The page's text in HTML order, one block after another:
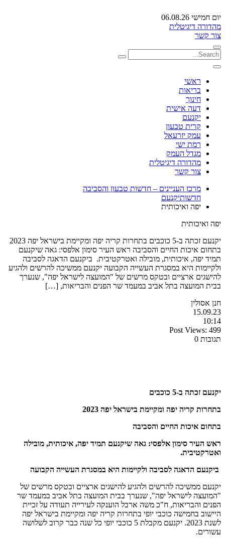
יום חמישי 06.08.26
מהדורה דיגיטלית
צור קשר
ראשי
בריאות
חינוך
דעה אישית
יקנעם
קרית טבעון
עמק יזרעאל
רמת ישי
מגדל העמק
מהדורה דיגיטלית
צור קשר
מרכז העניינים – חדשות טבעון והסביבה
חדשותיקנעם
יפה ואיכותית
יפה ואיכותית
יקנעם זכתה ב-5 כוכבים בתחרות קריה יפה ומקיימת בישראל יפה 2023
בתחום איכות החיים והסביבה ראש העיר סימון אלפסי: גאה שיקנעם
תמיד יפה, איכותית, מובילה ואטרקטיבית. ביקנעם הדאגה לסביבה
ולקיימות היא במסגרת העשייה הקבועה יקנעם ממשיכה להרשים ולהגיע
להישגים ארציים ובטקס מרשים של "המועצה לישראל יפה", שנערך
בבית המועצה בתל אביב במעמד שר הפנים והבריאות, […]
חנן אסולין
15.09.23
10:14
Post Views: 499
תגובות 0
יקנעם זכתה ב-5 כוכבים
בתחרות קריה יפה ומקיימת בישראל יפה 2023
בתחום איכות החיים והסביבה
ראש העיר סימון אלפסי: גאה שיקנעם תמיד יפה, איכותית, מובילה
ואטרקטיבית.
ביקנעם הדאגה לסביבה ולקיימות היא במסגרת העשייה הקבועה
יקנעם ממשיכה להרשים ולהגיע להישגים ארציים ובטקס מרשים של
"המועצה לישראל יפה", שנערך בבית המועצה בתל אביב במעמד שר
הפנים והבריאות, ח"כ משה ארבל הוענקה לעירייה תעודה על זכיית
היישוב בחמישה כוכבי יופי בתחרות קריה יפה ומקיימת בישראל יפה
לשנת 2023. יקנעם מקבלת 5 כוכבי יופי כל שנה כבר קרוב לשלושה
עשורים.